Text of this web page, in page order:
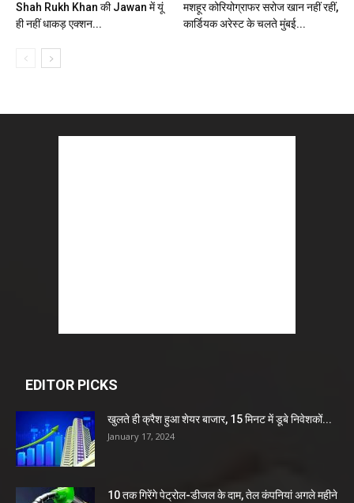
Shah Rukh Khan की Jawan में यूं
ही नहीं धाकड़ एक्शन...
मशहूर कोरियोग्राफर सरोज खान नहीं रहीं,
कार्डियक अरेस्ट के चलते मुंबई...
EDITOR PICKS
खुलते ही क्रैश हुआ शेयर बाजार, 15 मिनट में डूबे निवेशकों...
January 17, 2024
10 तक गिरेंगे पेट्रोल-डीजल के दाम, तेल कंपनियां अगले महीने